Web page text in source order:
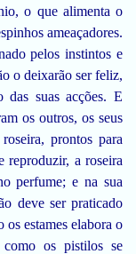
o que alimenta o
ameaçadores.
pelos instintos e
o deixarão ser feliz,
das suas acções. E
os outros, os seus
prontos para
reproduzir, a roseira
perfume; e na sua
deve ser praticado
estames elabora o
como os pistilos se